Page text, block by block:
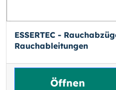
ESSERTEC -
Rauchableitungen
Öffnen